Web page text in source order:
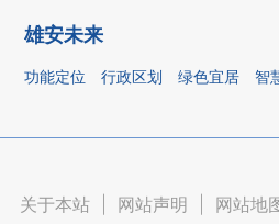
雄安未来
功能定位 行政区划 绿色宜居 智
关于本站 网站声明 网站地